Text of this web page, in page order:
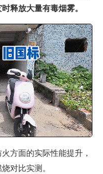
释放大量有毒烟雾。
方面的实际性能提升，
对比实测。